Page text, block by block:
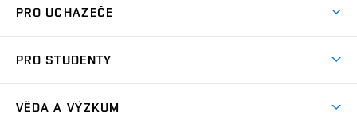
PRO UCHAZEČE
Jak se dostat na FCH
PRO STUDENTY
VĚDA A VÝZKUM